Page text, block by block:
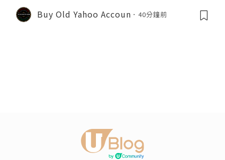
Buy Old Yahoo Accoun 40分鐘前